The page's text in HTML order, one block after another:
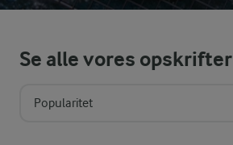
Se alle vores opskrifter
Popularitet